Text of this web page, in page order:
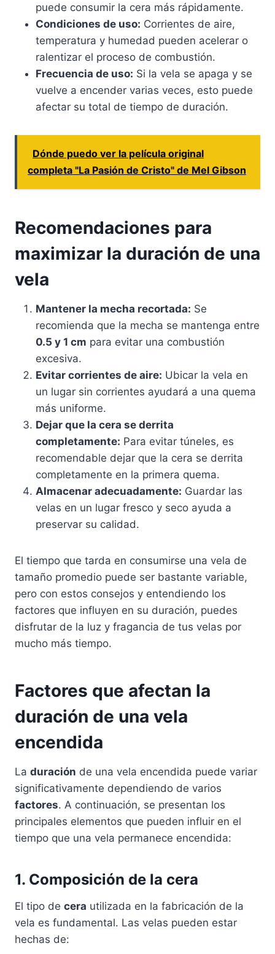
puede consumir la cera más rápidamente.
Condiciones de uso: Corrientes de aire,
temperatura y humedad pueden acelerar o
ralentizar el proceso de combustión.
Frecuencia de uso: Si la vela se apaga y se
vuelve a encender varias veces, esto puede
afectar su total de tiempo de duración.
Dónde puedo ver la película original
completa "La Pasión de Cristo" de Mel Gibson
Recomendaciones para
maximizar la duración de una
vela
Mantener la mecha recortada: Se
recomienda que la mecha se mantenga entre
0.5 y 1 cm para evitar una combustión
excesiva.
Evitar corrientes de aire: Ubicar la vela en
un lugar sin corrientes ayudará a una quema
más uniforme.
Dejar que la cera se derrita
completamente: Para evitar túneles, es
recomendable dejar que la cera se derrita
completamente en la primera quema.
Almacenar adecuadamente: Guardar las
velas en un lugar fresco y seco ayuda a
preservar su calidad.
El tiempo que tarda en consumirse una vela de
tamaño promedio puede ser bastante variable,
pero con estos consejos y entendiendo los
factores que influyen en su duración, puedes
disfrutar de la luz y fragancia de tus velas por
mucho más tiempo.
Factores que afectan la
duración de una vela
encendida
La duración de una vela encendida puede variar
significativamente dependiendo de varios
factores. A continuación, se presentan los
principales elementos que pueden influir en el
tiempo que una vela permanece encendida:
1. Composición de la cera
El tipo de cera utilizada en la fabricación de la
vela es fundamental. Las velas pueden estar
hechas de: